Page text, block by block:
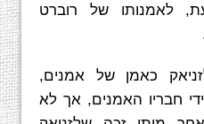
לאמנותו של רוברט
כאמן של אמנים,
חבריו האמנים, אך לא